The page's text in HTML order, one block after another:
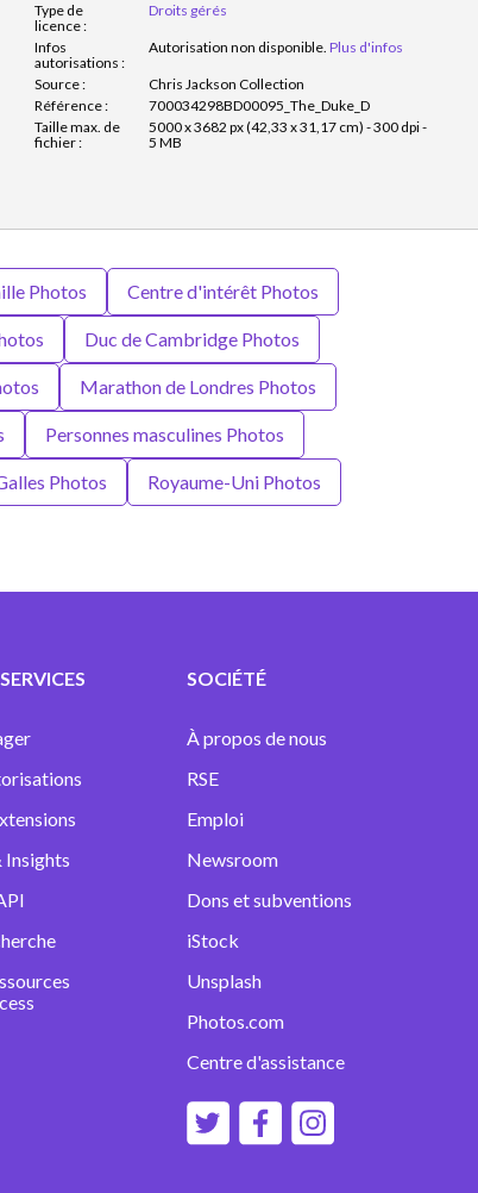
Type de
licence :
Droits gérés
Infos
autorisations :
Autorisation non disponible. Plus d'infos
Source :
Chris Jackson Collection
Référence :
700034298BD00095_The_Duke_D
Taille max. de
fichier :
5000 x 3682 px (42,33 x 31,17 cm) - 300 dpi -
5 MB
Photos Centre d'intérêt Photos
Duc de Cambridge Photos
Marathon de Londres Photos
Personnes masculines Photos
Photos Royaume-Uni Photos
Insights
SOCIÉTÉ
À propos de nous
RSE
Emploi
Newsroom
Dons et subventions
iStock
Unsplash
Photos.com
Centre d'assistance